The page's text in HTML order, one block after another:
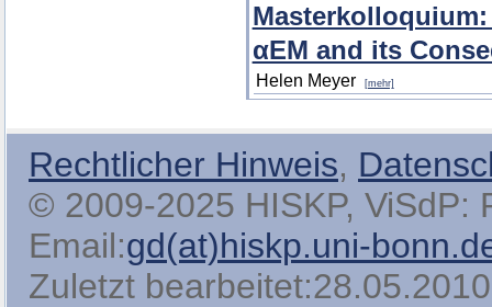
αEM and its
Helen Meyer [mehr]
Rechtlicher Hinweis,
© 2009-2025 HISKP, ViSdP:
Email:gd(at)hiskp.uni-
Zuletzt